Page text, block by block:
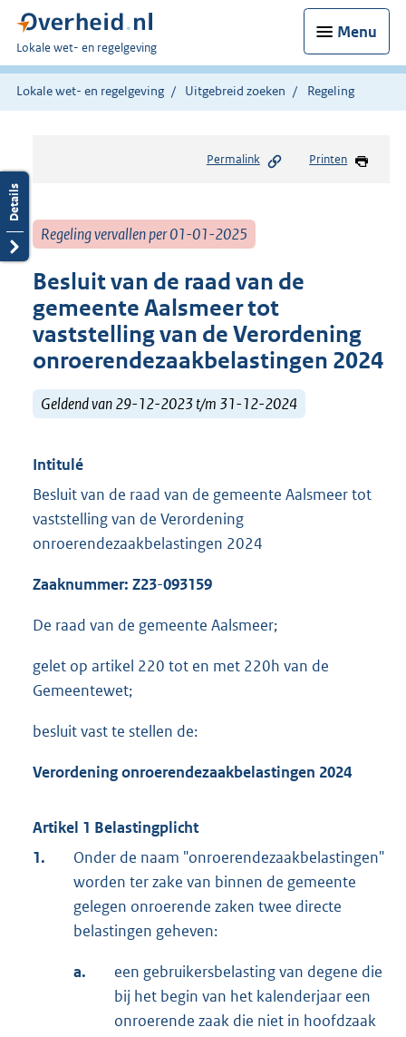
Menu
U
bent
hier:
Lokale wet- en regelgeving
Lokale wet- en regelgeving Uitgebreid zoeken Regeling
Permalink Printen
Regeling vervallen per 01-01-2025
Besluit van de raad van de
gemeente Aalsmeer tot
vaststelling van de Verordening
onroerendezaakbelastingen 2024
Geldend van 29-12-2023 t/m 31-12-2024
Intitulé
Besluit van de raad van de gemeente Aalsmeer tot
vaststelling van de Verordening
onroerendezaakbelastingen 2024
Zaaknummer: Z23-093159
De raad van de gemeente Aalsmeer;
gelet op artikel 220 tot en met 220h van de
Gemeentewet;
besluit vast te stellen de:
Verordening onroerendezaakbelastingen 2024
Artikel 1 Belastingplicht
1.
Onder de naam "onroerendezaakbelastingen"
worden ter zake van binnen de gemeente
gelegen onroerende zaken twee directe
belastingen geheven:
a.
een gebruikersbelasting van degene die
bij het begin van het kalenderjaar een
onroerende zaak die niet in hoofdzaak